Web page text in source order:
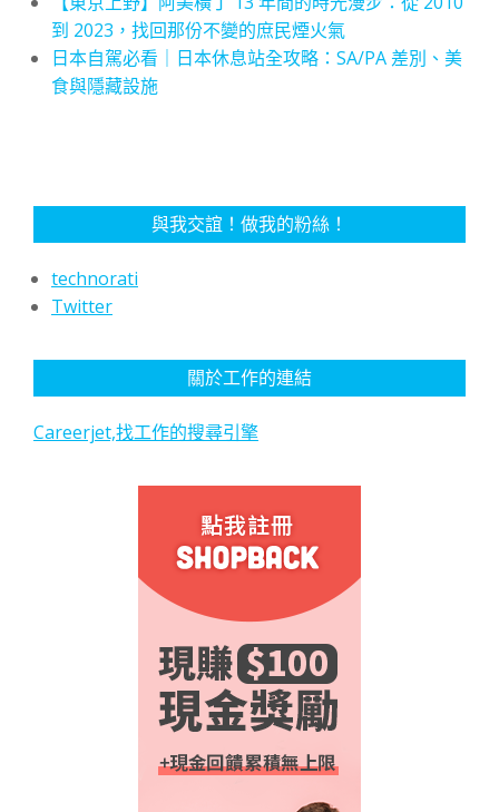
到 2023，找回那份不變的庶民煙火氣
日本自駕必看｜日本休息站全攻略：SA/PA 差別、美
食與隱藏設施
與我交誼！做我的粉絲！
technorati
Twitter
關於工作的連結
Careerjet,找工作的搜尋引擎